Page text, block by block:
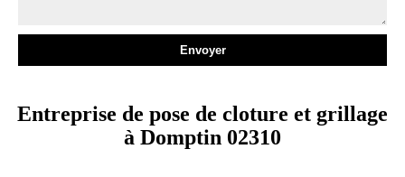
Entreprise de pose de cloture et grillage
à Domptin 02310